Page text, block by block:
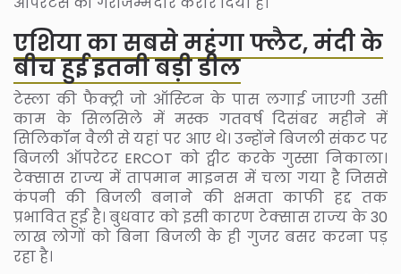
एशिया का सबसे महंगा फ्लैट, मंदी के
बीच हुई इतनी बड़ी डील
टेस्ला की फैक्ट्री जो ऑस्‍ट‍िन के पास लगाई जाएगी उसी
काम के सिलसिले में मस्क गतवर्ष दिसंबर महीने में
सिल‍िकॉन वैली से यहां पर आए थे। उन्होंने बिजली संकट पर
बिजली ऑपरेटर ERCOT को ट्वीट करके गुस्सा निकाला।
टेक्‍सास राज्‍य में तापमान माइनस में चला गया है जिससे
कंपनी की बिजली बनाने की क्षमता काफी हद्द तक
प्रभावित हुई है। बुधवार को इसी कारण टेक्‍सास राज्‍य के 30
लाख लोगों को बिना बिजली के ही गुजर बसर करना पड़
रहा है।